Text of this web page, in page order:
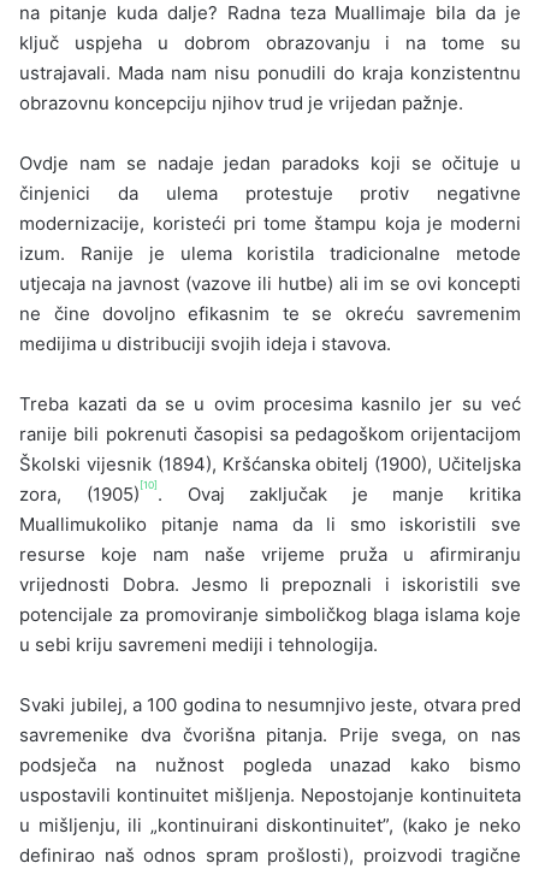
na pitanje kuda dalje? Radna teza Muallimaje bila da je
ključ uspjeha u dobrom obrazovanju i na tome su
ustrajavali. Mada nam nisu ponudili do kraja konzistentnu
obrazovnu koncepciju njihov trud je vrijedan pažnje.
Ovdje nam se nadaje jedan paradoks koji se očituje u
činjenici da ulema protestuje protiv ne­gativne
modernizacije, koristeći pri tome štampu koja je moderni
izum. Ranije je ulema koristila tradicionalne metode
utjecaja na javnost (vazove ili hutbe) ali im se ovi koncepti
ne čine dovoljno efikasnim te se okreću savremenim
medijima u distribuciji svojih ideja i stavova.
Treba kazati da se u ovim procesima kasni­lo jer su već
ranije bili pokrenuti časopisi sa pe­dagoškom orijentacijom
Školski vijesnik (1894), Kršćanska obitelj (1900), Učiteljska
zora, (1905) [10] . Ovaj zaključak je manje kritika
Muallimukoliko pitanje nama da li smo iskoristili sve
resurse koje nam naše vrijeme pruža u afirmiranju
vrijednosti Dobra. Jesmo li prepoznali i iskoristili sve
poten­cijale za promoviranje simboličkog blaga islama koje
u sebi kriju savremeni mediji i tehnologija.
Svaki jubilej, a 100 godina to nesumnjivo jeste, otvara pred
savremenike dva čvorišna pita­nja. Prije svega, on nas
podsječa na nužnost po­gleda unazad kako bismo
uspostavili kontinuitet mišljenja. Nepostojanje kontinuiteta
u mišljenju, ili „kontinuirani diskontinuitet”, (kako je neko
definirao naš odnos spram prošlosti), proizvodi tragične